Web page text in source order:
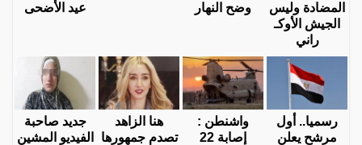
المضادة وليس
الجيش الأوكـ
راني
وضح النهار
عيد الأضحى
رسميا.. أول
مرشح يعلن
واشنطن :
إصابة 22
هنا الزاهد
تصدم جمهورها
جديد صاحبة
الفيديو المشين